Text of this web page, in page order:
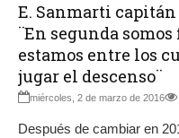
E. Sanmarti capitán
¨En segunda
estamos entre los
jugar el descenso¨
miércoles, 2 de marzo de 2016
Después de cambiar en